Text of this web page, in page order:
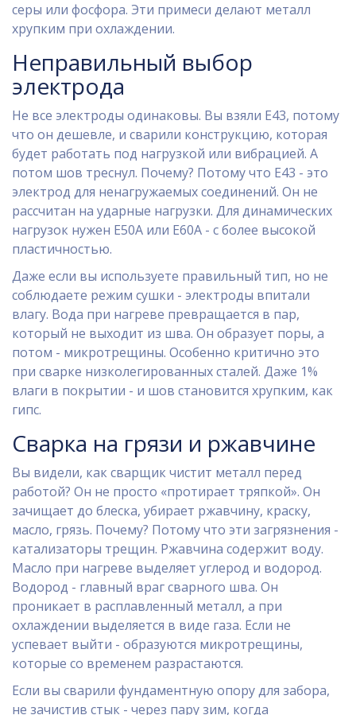
серы или фосфора. Эти примеси делают металл
хрупким при охлаждении.
Неправильный выбор
электрода
Не все электроды одинаковы. Вы взяли Е43, потому
что он дешевле, и сварили конструкцию, которая
будет работать под нагрузкой или вибрацией. А
потом шов треснул. Почему? Потому что Е43 - это
электрод для ненагружаемых соединений. Он не
рассчитан на ударные нагрузки. Для динамических
нагрузок нужен Е50А или Е60А - с более высокой
пластичностью.
Даже если вы используете правильный тип, но не
соблюдаете режим сушки - электроды впитали
влагу. Вода при нагреве превращается в пар,
который не выходит из шва. Он образует поры, а
потом - микротрещины. Особенно критично это
при сварке низколегированных сталей. Даже 1%
влаги в покрытии - и шов становится хрупким, как
гипс.
Сварка на грязи и ржавчине
Вы видели, как сварщик чистит металл перед
работой? Он не просто «протирает тряпкой». Он
зачищает до блеска, убирает ржавчину, краску,
масло, грязь. Почему? Потому что эти загрязнения -
катализаторы трещин. Ржавчина содержит воду.
Масло при нагреве выделяет углерод и водород.
Водород - главный враг сварного шва. Он
проникает в расплавленный металл, а при
охлаждении выделяется в виде газа. Если не
успевает выйти - образуются микротрещины,
которые со временем разрастаются.
Если вы сварили фундаментную опору для забора,
не зачистив стык - через пару зим, когда